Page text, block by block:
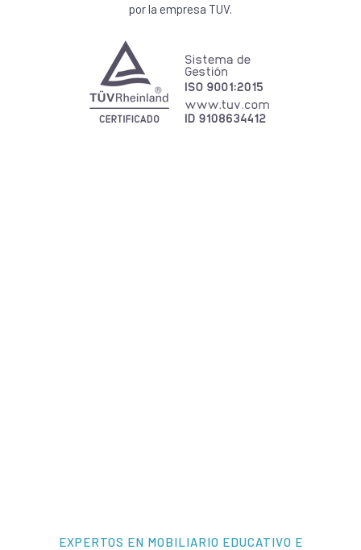
por la empresa TUV.
EXPERTOS EN MOBILIARIO EDUCATIVO E